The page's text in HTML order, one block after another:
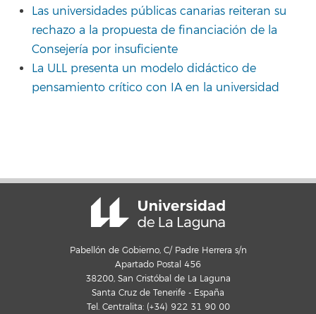
Las universidades públicas canarias reiteran su
rechazo a la propuesta de financiación de la
Consejería por insuficiente
La ULL presenta un modelo didáctico de
pensamiento crítico con IA en la universidad
Pabellón de Gobierno, C/ Padre Herrera s/n
Apartado Postal 456
38200, San Cristóbal de La Laguna
Santa Cruz de Tenerife - España
Tel. Centralita: (+34) 922 31 90 00